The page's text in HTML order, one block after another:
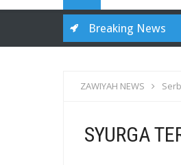
Breaking News
ZAWIYAH NEWS
SYURGA